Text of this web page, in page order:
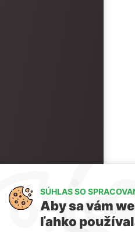
SÚHLAS SO
Aby sa vám
ľahko